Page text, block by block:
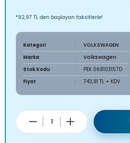
*92,97 TL den başlayan taksitlerle!
Kategori
VOLKSWAGEN
Marka
Volkswagen
Stok Kodu
PEK 068103157D
Fiyat
743,91 TL + KDV